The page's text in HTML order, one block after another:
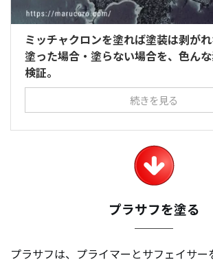
ミッチャクロンを塗れば塗装は剥が
塗った場合・塗らない場合を、色ん
検証。
続きを見る
プラサフを塗る
プラサフは、プライマーとサフェイサー